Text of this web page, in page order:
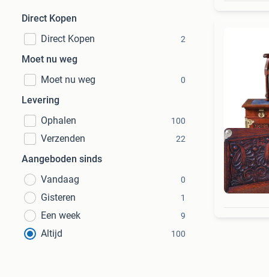
Direct Kopen
Direct Kopen
2
Moet nu weg
Moet nu weg
0
Levering
Ophalen
100
Verzenden 22
Aangeboden sinds
Vandaag
0
Gisteren 1
Een week 9
Altijd 100